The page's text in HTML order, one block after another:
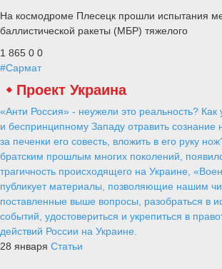
На космодроме Плесецк прошли испытания
баллистической ракеты (МБР) тяжелого
1 865 0 0
#Сармат
Проект Украина
«Анти Россия» - неужели это реальность?
и беспринципному Западу отравить сознание
за печенки его совесть, вложить в его руку
братским прошлым многих поколений,
трагичность происходящего на Украине,
публикует материалы, позволяющие нашим
поставленные выше вопросы, разобраться в
событий, удостовериться и укрепиться в
действий России на Украине.
28 января Статьи